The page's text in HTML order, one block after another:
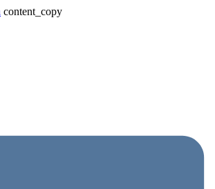
content_copy